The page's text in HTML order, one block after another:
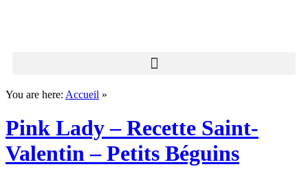
You are here: Accueil »
Pink Lady – Recette Saint-
Valentin – Petits Béguins